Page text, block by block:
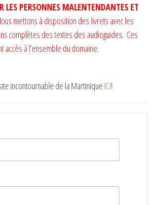
LES PERSONNES MALENTENDANTES ET
mettons à disposition des livrets avec les
complètes des textes des audioguides. Ces
accès à l’ensemble du domaine.
incontournable de la Martinique ICI!